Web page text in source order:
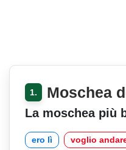
1. Moschea
La moschea più
ero lì voglio